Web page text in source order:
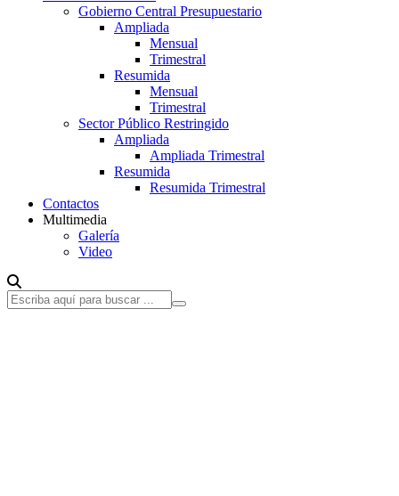
Gobierno Central Presupuestario
Ampliada
Mensual
Trimestral
Resumida
Mensual
Trimestral
Sector Público Restringido
Ampliada
Ampliada Trimestral
Resumida
Resumida Trimestral
Contactos
Multimedia
Galería
Video